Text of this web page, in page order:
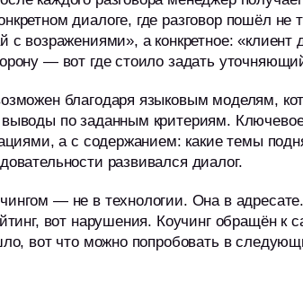
диалоге, где разговор пошёл не
с возражениями», а конкретное:
— вот где стоило задать
благодаря языковым моделям,
выводы по заданным критериям.
а с содержанием: какие темы
развивался диалог.
— не в технологии. Она в
вот нарушения. Коучинг обращён к
вот что можно попробовать в